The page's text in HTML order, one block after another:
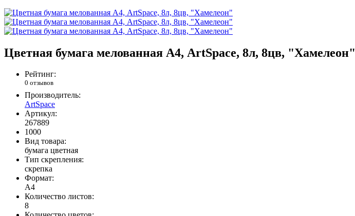
Цветная бумага мелованная А4, ArtSpace, 8л, 8цв, "Хамелеон"
Рейтинг:
0 отзывов
Производитель:
ArtSpace
Артикул:
267889
1000
Вид товара:
бумага цветная
Тип скрепления:
скрепка
Формат:
А4
Количество листов:
8